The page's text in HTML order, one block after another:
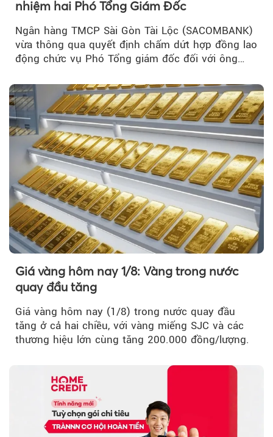
nhiệm hai Phó Tổng Giám Đốc
Ngân hàng TMCP Sài Gòn Tài Lộc (SACOMBANK)
vừa thông qua quyết định chấm dứt hợp đồng lao
động chức vụ Phó Tổng giám đốc đối với ông
Giá vàng hôm nay 1/8: Vàng trong nước
quay đầu tăng
Giá vàng hôm nay (1/8) trong nước quay đầu
tăng ở cả hai chiều, với vàng miếng SJC và các
thương hiệu lớn cùng tăng 200.000 đồng/lượng.